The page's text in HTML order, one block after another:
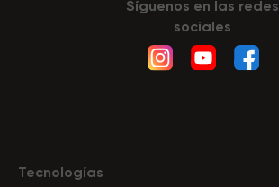
Síguenos en las redes
sociales
Tecnologías